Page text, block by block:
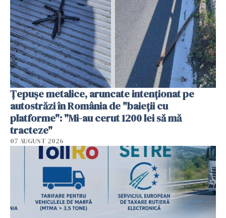
Țepușe metalice, aruncate intenționat pe
autostrăzi în România de "baieții cu
platforme": "Mi-au cerut 1200 lei să mă
tracteze"
07 AUGUST 2026